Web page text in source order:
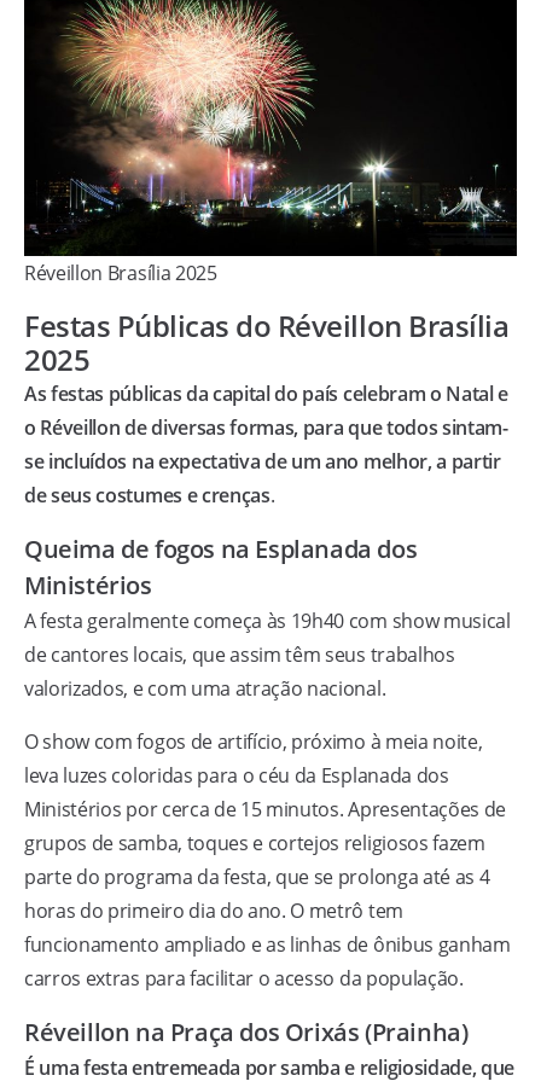
Réveillon Brasília 2025
Festas Públicas do Réveillon Brasília
2025
As festas públicas da capital do país celebram o Natal e
o Réveillon de diversas formas, para que todos sintam-
se incluídos na expectativa de um ano melhor, a partir
de seus costumes e crenças.
Queima de fogos na Esplanada dos
Ministérios
A festa geralmente começa às 19h40 com show musical
de cantores locais, que assim têm seus trabalhos
valorizados, e com uma atração nacional.
O show com fogos de artifício, próximo à meia noite,
leva luzes coloridas para o céu da Esplanada dos
Ministérios por cerca de 15 minutos. Apresentações de
grupos de samba, toques e cortejos religiosos fazem
parte do programa da festa, que se prolonga até as 4
horas do primeiro dia do ano. O metrô tem
funcionamento ampliado e as linhas de ônibus ganham
carros extras para facilitar o acesso da população.
Réveillon na Praça dos Orixás (Prainha)
É uma festa entremeada por samba e religiosidade, que